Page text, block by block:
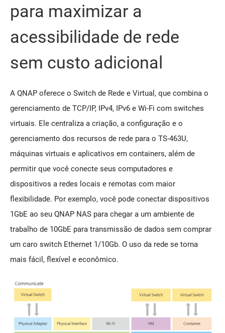
para maximizar a
acessibilidade de rede
sem custo adicional
A QNAP oferece o Switch de Rede e Virtual, que combina o
gerenciamento de TCP/IP, IPv4, IPv6 e Wi-Fi com switches
virtuais. Ele centraliza a criação, a configuração e o
gerenciamento dos recursos de rede para o TS-463U,
máquinas virtuais e aplicativos em containers, além de
permitir que você conecte seus computadores e
dispositivos a redes locais e remotas com maior
flexibilidade. Por exemplo, você pode conectar dispositivos
1GbE ao seu QNAP NAS para chegar a um ambiente de
trabalho de 10GbE para transmissão de dados sem comprar
um caro switch Ethernet 1/10Gb. O uso da rede se torna
mais fácil, flexível e econômico.